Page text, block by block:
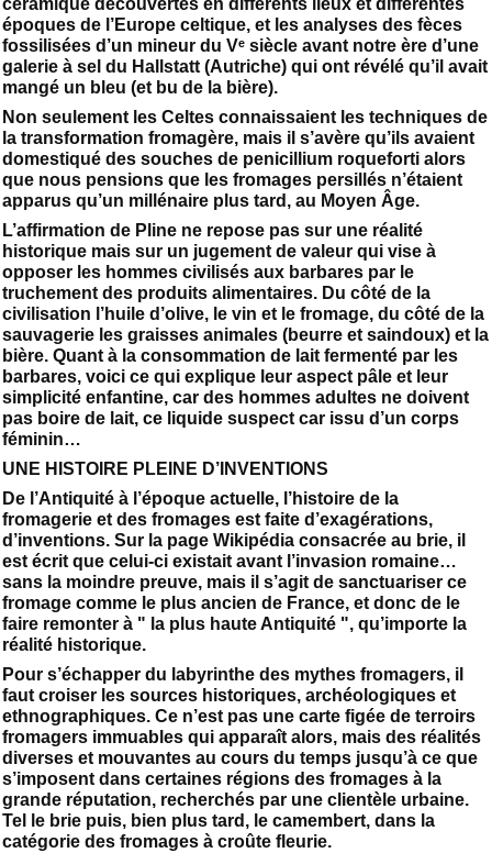
époques de l’Europe celtique, et les analyses des fèces
fossilisées d’un mineur du Vᵉ siècle avant notre ère d’une
galerie à sel du Hallstatt (Autriche) qui ont révélé qu’il avait
mangé un bleu (et bu de la bière).
Non seulement les Celtes connaissaient les techniques de
la transformation fromagère, mais il s’avère qu’ils avaient
domestiqué des souches de penicillium roqueforti alors
que nous pensions que les fromages persillés n’étaient
apparus qu’un millénaire plus tard, au Moyen Âge.
L’affirmation de Pline ne repose pas sur une réalité
historique mais sur un jugement de valeur qui vise à
opposer les hommes civilisés aux barbares par le
truchement des produits alimentaires. Du côté de la
civilisation l’huile d’olive, le vin et le fromage, du côté de la
sauvagerie les graisses animales (beurre et saindoux) et la
bière. Quant à la consommation de lait fermenté par les
barbares, voici ce qui explique leur aspect pâle et leur
simplicité enfantine, car des hommes adultes ne doivent
pas boire de lait, ce liquide suspect car issu d’un corps
féminin…
UNE HISTOIRE PLEINE D’INVENTIONS
De l’Antiquité à l’époque actuelle, l’histoire de la
fromagerie et des fromages est faite d’exagérations,
d’inventions. Sur la page Wikipédia consacrée au brie, il
est écrit que celui-ci existait avant l’invasion romaine…
sans la moindre preuve, mais il s’agit de sanctuariser ce
fromage comme le plus ancien de France, et donc de le
faire remonter à " la plus haute Antiquité ", qu’importe la
réalité historique.
Pour s’échapper du labyrinthe des mythes fromagers, il
faut croiser les sources historiques, archéologiques et
ethnographiques. Ce n’est pas une carte figée de terroirs
fromagers immuables qui apparaît alors, mais des réalités
diverses et mouvantes au cours du temps jusqu’à ce que
s’imposent dans certaines régions des fromages à la
grande réputation, recherchés par une clientèle urbaine.
Tel le brie puis, bien plus tard, le camembert, dans la
catégorie des fromages à croûte fleurie.